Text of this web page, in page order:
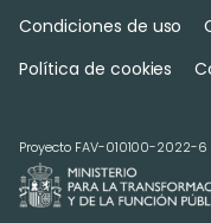
Condiciones de uso
Política de cookies
Proyecto FAV-010100-2022-